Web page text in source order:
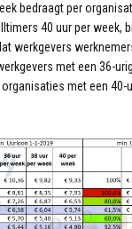
bedraagt per
40 uur per week,
werkgevers
met een 36-
met een 40-